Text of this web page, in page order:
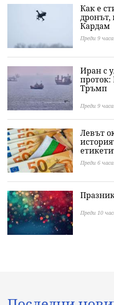
Как е
дронът,
Кардам
Преди 9 часа
Иран с
проток:
Тръмп
Преди 9 часа
Левът
Преди 6 часа
Преди 10